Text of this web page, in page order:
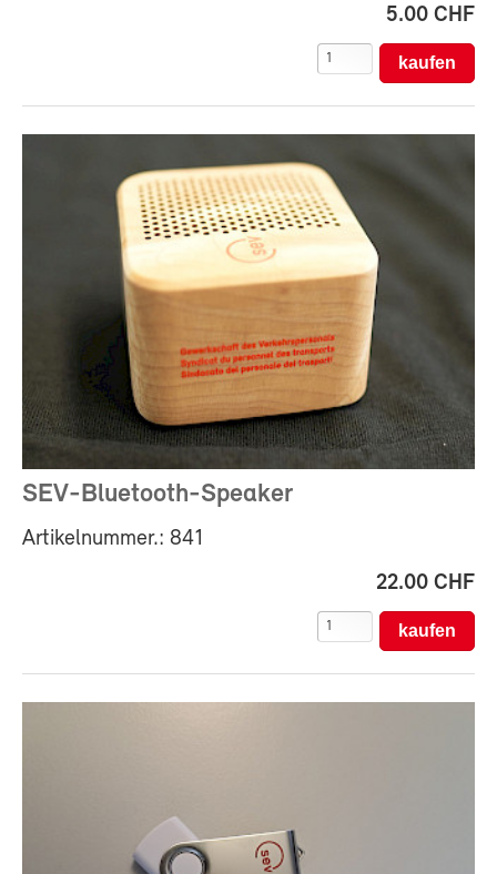
5.00 CHF
SEV-Bluetooth-Speaker
Artikelnummer.: 841
22.00 CHF